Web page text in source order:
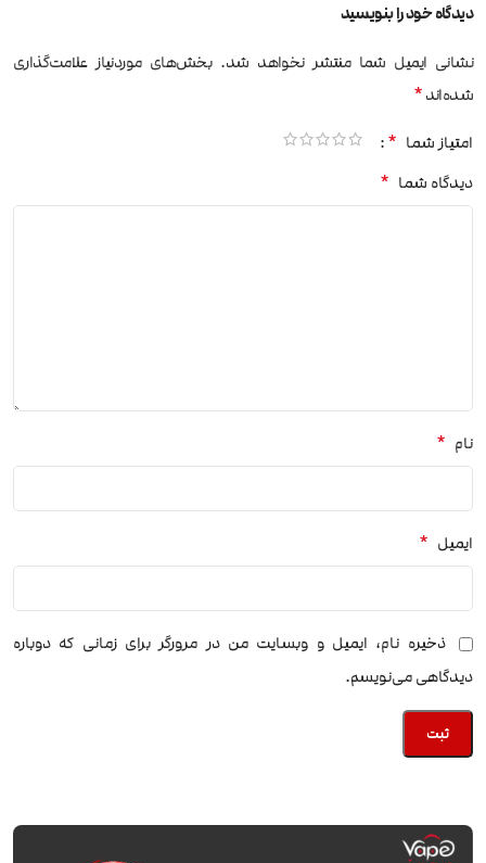
دیدگاه خود را بنویسید
نشانی ایمیل شما منتشر نخواهد شد. بخش‌های موردنیاز علامت‌گذاری
شده‌اند*
امتیاز شما *
دیدگاه شما *
نام *
ایمیل *
ذخیره نام، ایمیل و وبسایت من در مرورگر برای زمانی که دوباره
دیدگاهی می‌نویسم.